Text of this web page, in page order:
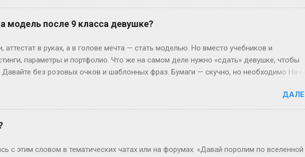
науки? Четыре года. Это четыре курса: первый – самый веселый и страшный,
– экватор, и четвертый – финишная прямая с дипломом. Вот так работает
образования в России. Четыре года пролетают как один миг, поверьте! А если
не менее, есть нюанс. Некоторые специальности требуют больше времени. Например,
сотрудники спецслужб. Для них существуе...
модель после 9 класса девушке?
аттестат в руках, а в голове мечта — стать моделью. Но вместо учебников и
параметры и портфолио. Что же на самом деле нужно «сдать» девушке, чтобы
Давайте без розовых очков и шаблонных фраз. Бумаги — скучно, но необходимо
паспорт (или свидетельство о рождении), справка от врача, что здоровье
И да, если тебе нет 18, подпись родителей — как билет в этот мир. Но это всё
испытания — впереди. Рост, вес и другие цифры: где правда, а где мифы? «Ты должна
— эту фразу слышат все. Но давай честно: индустрия меняется. Да, для
с этим словом в тематических чатах или на форумах. «Давай поролим по вселенной